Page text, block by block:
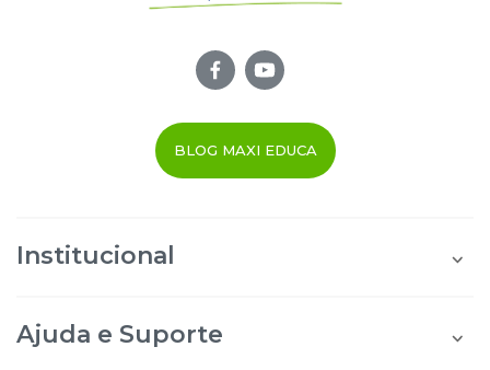
BLOG MAXI EDUCA
Institucional
Área do Afiliado
Ajuda e Suporte